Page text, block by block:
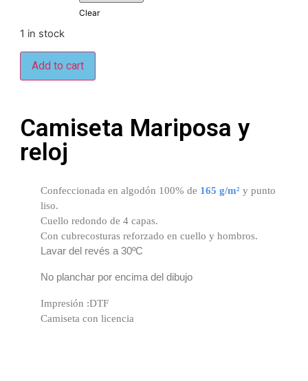
Clear
1 in stock
Add to cart
Camiseta Mariposa y
reloj
Confeccionada en algodón 100% de 165 g/m² y punto
liso.
Cuello redondo de 4 capas.
Con cubrecosturas reforzado en cuello y hombros.
Lavar del revés a 30ºC
No planchar por encima del dibujo
Impresión :DTF
Camiseta con licencia